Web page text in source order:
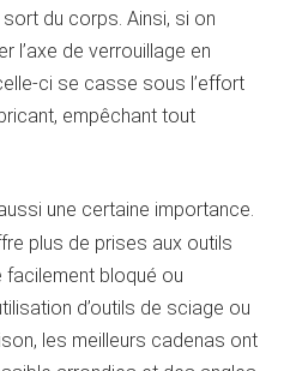
du corps. Ainsi, si on
l’axe de verrouillage en
ci se casse sous l’effort
empêchant tout
une certaine importance.
plus de prises aux outils
facilement bloqué ou
d’outils de sciage ou
les meilleurs cadenas ont